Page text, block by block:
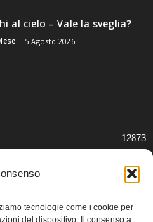
tecnologie come i cookie per
del dispositivo. Il consenso a
al cielo – Vale la sveglia?
5 Agosto 2026
12873
2409